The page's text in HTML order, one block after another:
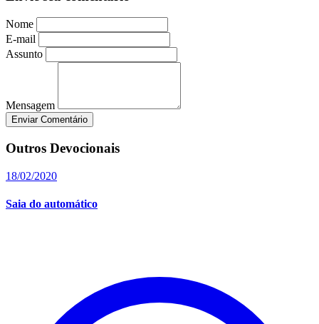
Nome
E-mail
Assunto
Mensagem
Enviar Comentário
Outros Devocionais
18/02/2020
Saia do automático